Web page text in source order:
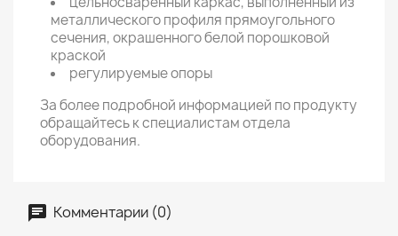
металлического профиля прямоугольного
сечения, окрашенного белой порошковой
краской
регулируемые опоры
За более подробной информацией по продукту
обращайтесь к специалистам отдела
оборудования.
Комментарии (0)